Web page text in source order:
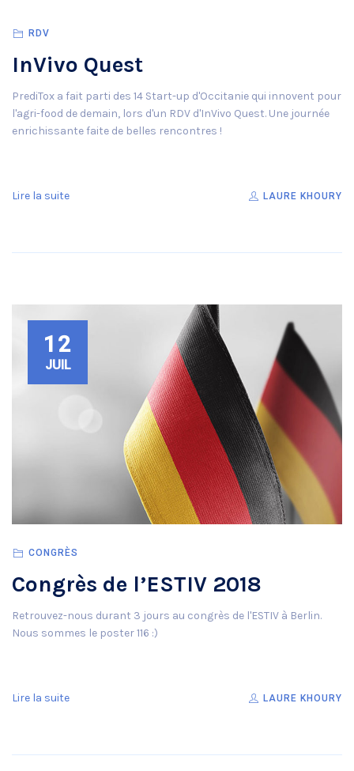
RDV
InVivo Quest
PrediTox a fait parti des 14 Start-up d'Occitanie qui innovent pour
l'agri-food de demain, lors d'un RDV d'InVivo Quest. Une journée
enrichissante faite de belles rencontres !
Lire la suite LAURE KHOURY
12
JUIL
CONGRÈS
Congrès de l’ESTIV 2018
Retrouvez-nous durant 3 jours au congrès de l'ESTIV à Berlin.
Nous sommes le poster 116 :)
Lire la suite LAURE KHOURY